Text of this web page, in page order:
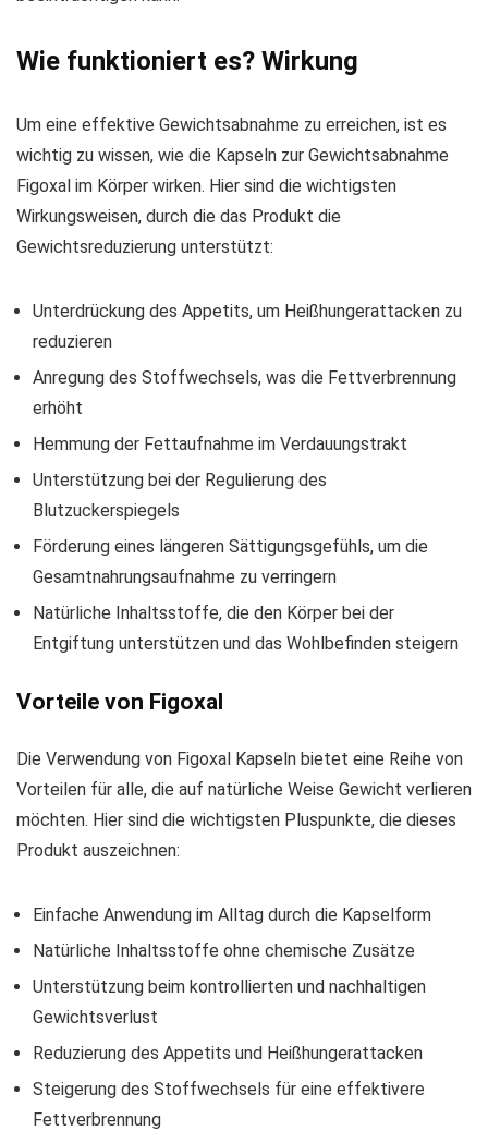
Wie funktioniert es? Wirkung
Um eine effektive Gewichtsabnahme zu erreichen, ist es
wichtig zu wissen, wie die Kapseln zur Gewichtsabnahme
Figoxal im Körper wirken. Hier sind die wichtigsten
Wirkungsweisen, durch die das Produkt die
Gewichtsreduzierung unterstützt:
Unterdrückung des Appetits, um Heißhungerattacken zu
reduzieren
Anregung des Stoffwechsels, was die Fettverbrennung
erhöht
Hemmung der Fettaufnahme im Verdauungstrakt
Unterstützung bei der Regulierung des
Blutzuckerspiegels
Förderung eines längeren Sättigungsgefühls, um die
Gesamtnahrungsaufnahme zu verringern
Natürliche Inhaltsstoffe, die den Körper bei der
Entgiftung unterstützen und das Wohlbefinden steigern
Vorteile von Figoxal
Die Verwendung von Figoxal Kapseln bietet eine Reihe von
Vorteilen für alle, die auf natürliche Weise Gewicht verlieren
möchten. Hier sind die wichtigsten Pluspunkte, die dieses
Produkt auszeichnen:
Einfache Anwendung im Alltag durch die Kapselform
Natürliche Inhaltsstoffe ohne chemische Zusätze
Unterstützung beim kontrollierten und nachhaltigen
Gewichtsverlust
Reduzierung des Appetits und Heißhungerattacken
Steigerung des Stoffwechsels für eine effektivere
Fettverbrennung